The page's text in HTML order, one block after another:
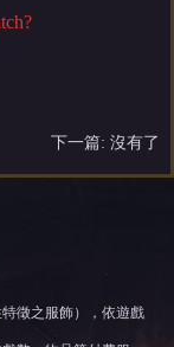
下一篇: 沒有了
徵之服飾），依遊戲